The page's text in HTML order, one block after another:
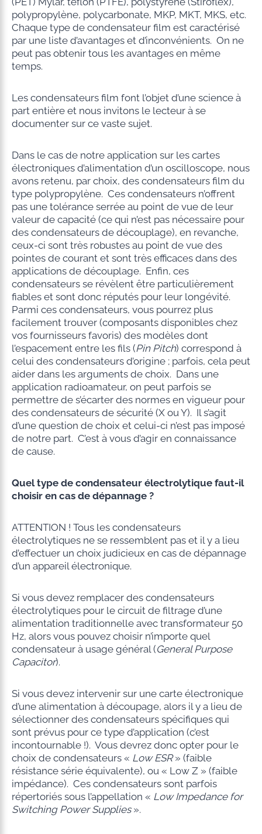
polypropylène, polycarbonate, MKP, MKT, MKS, etc.
Chaque type de condensateur film est caractérisé
par une liste d’avantages et d’inconvénients. On ne
peut pas obtenir tous les avantages en même
temps.
Les condensateurs film font l’objet d’une science à
part entière et nous invitons le lecteur à se
documenter sur ce vaste sujet.
Dans le cas de notre application sur les cartes
électroniques d’alimentation d’un oscilloscope, nous
avons retenu, par choix, des condensateurs film du
type polypropylène. Ces condensateurs n’offrent
pas une tolérance serrée au point de vue de leur
valeur de capacité (ce qui n’est pas nécessaire pour
des condensateurs de découplage), en revanche,
ceux-ci sont très robustes au point de vue des
pointes de courant et sont très efficaces dans des
applications de découplage. Enfin, ces
condensateurs se révèlent être particulièrement
fiables et sont donc réputés pour leur longévité.
Parmi ces condensateurs, vous pourrez plus
facilement trouver (composants disponibles chez
vos fournisseurs favoris) des modèles dont
l’espacement entre les fils (Pin Pitch) correspond à
celui des condensateurs d’origine ; parfois, cela peut
aider dans les arguments de choix. Dans une
application radioamateur, on peut parfois se
permettre de s’écarter des normes en vigueur pour
des condensateurs de sécurité (X ou Y). Il s’agit
d’une question de choix et celui-ci n’est pas imposé
de notre part. C’est à vous d’agir en connaissance
de cause.
Quel type de condensateur électrolytique faut-il
choisir en cas de dépannage ?
ATTENTION ! Tous les condensateurs
électrolytiques ne se ressemblent pas et il y a lieu
d’effectuer un choix judicieux en cas de dépannage
d’un appareil électronique.
Si vous devez remplacer des condensateurs
électrolytiques pour le circuit de filtrage d’une
alimentation traditionnelle avec transformateur 50
Hz, alors vous pouvez choisir n’importe quel
condensateur à usage général (General Purpose
Capacitor).
Si vous devez intervenir sur une carte électronique
d’une alimentation à découpage, alors il y a lieu de
sélectionner des condensateurs spécifiques qui
sont prévus pour ce type d’application (c’est
incontournable !). Vous devrez donc opter pour le
choix de condensateurs « Low ESR» (faible
résistance série équivalente), ou « Low Z » (faible
impédance). Ces condensateurs sont parfois
répertoriés sous l’appellation « Low Impedance for
Switching Power Supplies».